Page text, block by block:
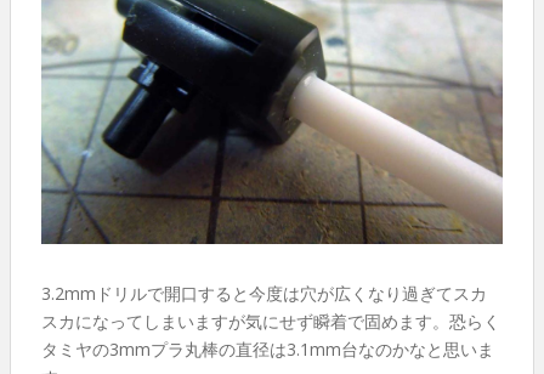
3.2mmドリルで開口すると今度は穴が広くなり過ぎてスカ
スカになってしまいますが気にせず瞬着で固めます。恐らく
タミヤの3mmプラ丸棒の直径は3.1mm台なのかなと思いま